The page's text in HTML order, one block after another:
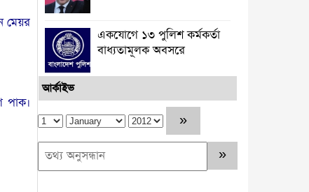
মেয়র
পাক।
একযোগে ১৩ পুলিশ কর্মকর্তা
বাধ্যতামূলক অবসরে
আর্কাইভ